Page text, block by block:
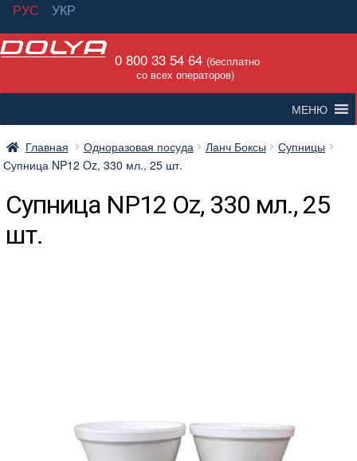
РУС
УКР
Перейти
навигации
Перейти
содержимому
0 800 33 54 64 (бесплатно
со всех операторов)
МЕНЮ
Главная Одноразовая посуда Ланч Боксы
Супницы
Супница NP12 Oz, 330 мл., 25 шт.
Супница NP12 Oz, 330 мл., 25
шт.